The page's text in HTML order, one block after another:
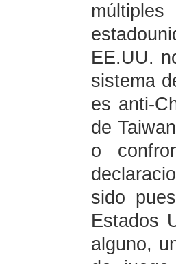
EE.UU.
sistema
es anti-
de
o
sido
Estados
alguno,